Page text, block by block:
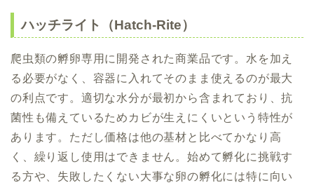
ハッチライト（Hatch-Rite）
爬虫類の孵卵専用に開発された商業品です。水を加え
る必要がなく、容器に入れてそのまま使えるのが最大
の利点です。適切な水分が最初から含まれており、抗
菌性も備えているためカビが生えにくいという特性が
あります。ただし価格は他の基材と比べてかなり高
く、繰り返し使用はできません。始めて孵化に挑戦す
る方や、失敗したくない大事な卵の孵化には特に向い